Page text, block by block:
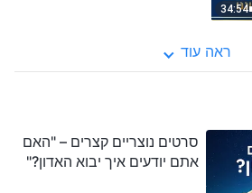
34:54
ראה עוד
סרטים נוצריים קצרים – "האם
אתם יודעים איך יבוא האדון?"